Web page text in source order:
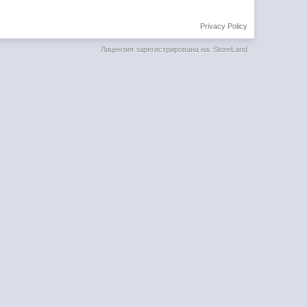
Privacy Policy
Лицензия зарегистрирована на: StoreLand